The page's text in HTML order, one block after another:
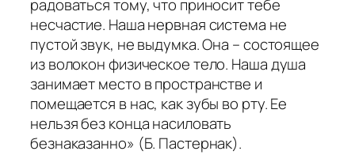
радоваться тому, что приносит тебе
несчастие. Наша нервная система не
пустой звук, не выдумка. Она – состоящее
из волокон физическое тело. Наша душа
занимает место в пространстве и
помещается в нас, как зубы во рту. Ее
нельзя без конца насиловать
безнаказанно» (Б. Пастернак).